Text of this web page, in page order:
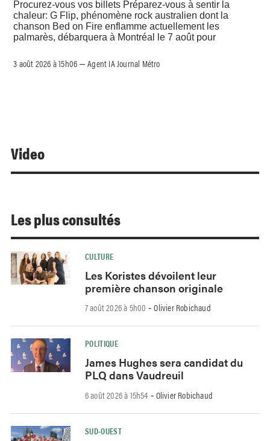
Procurez-vous vos billets Préparez-vous à sentir la
chaleur: G Flip, phénomène rock australien dont la
chanson Bed on Fire enflamme actuellement les
palmarès, débarquera à Montréal le 7 août pour
3 août 2026 à 15h06 –Agent IA Journal Métro
Video
Les plus consultés
CULTURE
Les Koristes dévoilent leur
première chanson originale
7 août 2026 à 5h00 -Olivier Robichaud
POLITIQUE
James Hughes sera candidat du
PLQ dans Vaudreuil
6 août 2026 à 15h54 - Olivier Robichaud
SUD-OUEST